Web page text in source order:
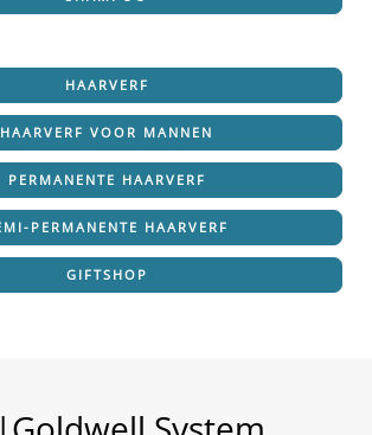
HAARVERF
HAARVERF VOOR MANNEN
PERMANENTE HAARVERF
PERMANENTE HAARVERF
GIFTSHOP